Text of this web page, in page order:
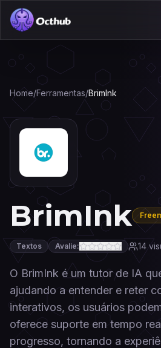
Home/Ferramentas/BrimInk
BrimInk
Textos Avalie: 14
O BrimInk é um tutor de IA
ajudando a entender e reter
interativos, os usuários
oferece suporte em tempo
progresso, tornando a